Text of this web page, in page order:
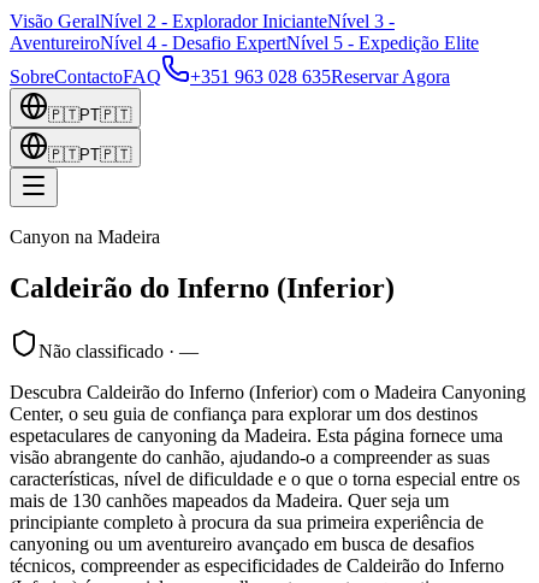
Visão GeralNível 2 - Explorador InicianteNível 3 -
AventureiroNível 4 - Desafio ExpertNível 5 - Expedição Elite
SobreContactoFAQ +351 963 028 635Reservar Agora
🇵🇹PT🇵🇹
🇵🇹PT🇵🇹
Canyon na Madeira
Caldeirão do Inferno (Inferior)
Não classificado · —
Descubra Caldeirão do Inferno (Inferior) com o Madeira Canyoning
Center, o seu guia de confiança para explorar um dos destinos
espetaculares de canyoning da Madeira. Esta página fornece uma
visão abrangente do canhão, ajudando-o a compreender as suas
características, nível de dificuldade e o que o torna especial entre os
mais de 130 canhões mapeados da Madeira. Quer seja um
principiante completo à procura da sua primeira experiência de
canyoning ou um aventureiro avançado em busca de desafios
técnicos, compreender as especificidades de Caldeirão do Inferno